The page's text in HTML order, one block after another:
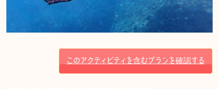
このアクティビティを含むプランを確認する